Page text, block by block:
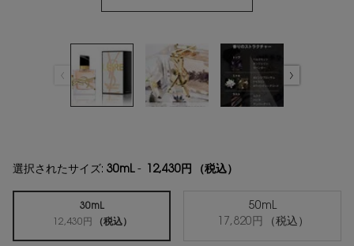
選択されたサイズ: 30mL- 12,430円 （税込）
選択済み
30mL
12,430円
（税込）
, 1/2 選択済み
50mL
17,820円
（税込）
, 2/2